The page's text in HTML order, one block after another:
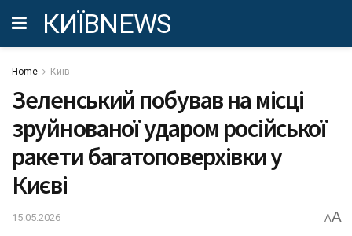
КИЇВNEWS
Home Київ
Зеленський побував на місці
зруйнованої ударом російської
ракети багатоповерхівки у
Києві
15.05.2026 AA